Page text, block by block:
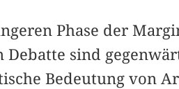
Phase der
Debatte sind
Bedeutung von